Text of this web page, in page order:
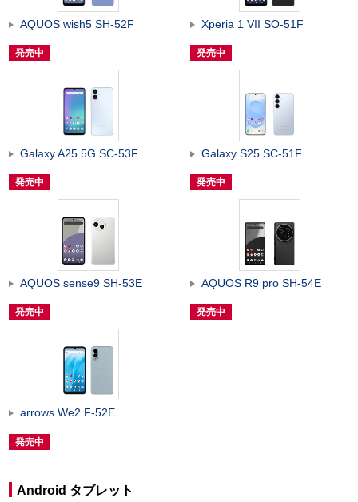
AQUOS wish5 SH-52F
発売中
Xperia 1 VII SO-51F
発売中
Galaxy A25 5G SC-53F
発売中
Galaxy S25 SC-51F
発売中
AQUOS sense9 SH-53E
発売中
AQUOS R9 pro SH-54E
発売中
arrows We2 F-52E
発売中
Android タブレット